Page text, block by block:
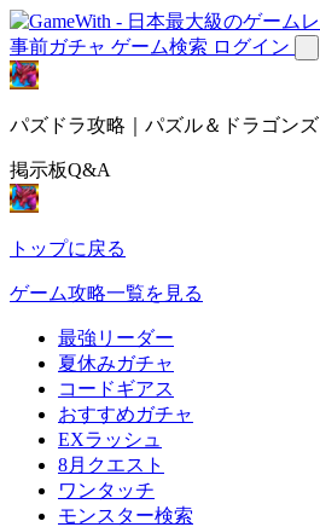
事前ガチャ ゲーム検索 ログイン
パズドラ攻略｜パズル＆ドラゴンズ
掲示板Q&A
トップに戻る
ゲーム攻略一覧を見る
最強リーダー
夏休みガチャ
コードギアス
おすすめガチャ
EXラッシュ
8月クエスト
ワンタッチ
モンスター検索